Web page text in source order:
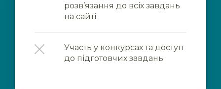
розв’язання до всіх завдань
на сайті
Участь у конкурсах та доступ
до підготовчих завдань